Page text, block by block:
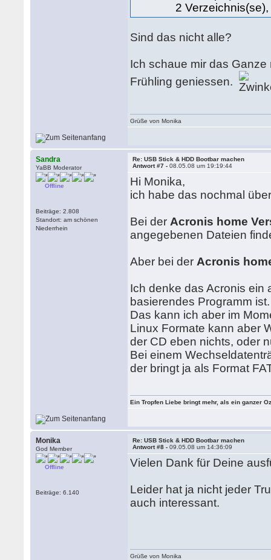
2
Sind das nicht alle?
Ich schaue mir das
Frühling geniessen.
Grüße von Monika
Sandra
YaBB Moderator
Offline
Beiträge: 2.808
Standort: am schönen
Niederrhein
Re: USB Stick & HDD Bootbar machen
Antwort #7 -08.05.08 um 19:19:44
Hi Monika,
ich habe das nochmal
Bei der Acronis home
angegebenen Dateien
Aber bei der Acronis
Ich denke das Acronis ein
basierendes Programm ist.
Das kann ich aber im
Linux Formate kann aber
der CD eben nichts, oder
Bei einem
der bringt ja als Format
Ein Tropfen Liebe bringt mehr, als ein ganzer
Monika
God Member
Offline
Beiträge: 6.140
Re: USB Stick & HDD Bootbar machen
Antwort #8 -09.05.08 um 14:36:09
Vielen Dank für Deine
Leider hat ja nicht jeder
auch interessant.
Grüße von Monika